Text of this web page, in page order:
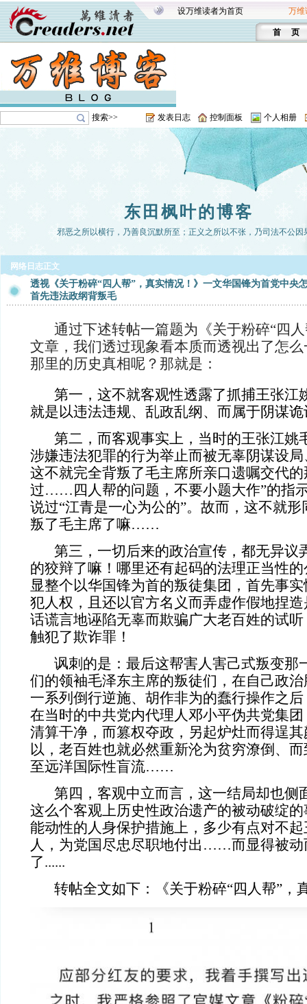
设万维读者为首页 万维
首 页
搜索>> 发表日志 控制面板 个人相册
东田枫叶的博客
邪恶之所以横行，乃善良沉默所至；正义之所以不张，乃司法不公因
网络日志正文
透视《关于粉碎“四人帮”，真实情况！》一文华国锋为首党中央
首先违法政纲背叛毛
通过下述转帖一篇题为《关于粉碎“四人
文章，我们透过现象看本质而透视出了怎
那里的历史真相呢？那就是：
第一，这不就客观性透露了抓捕王张江
就是以违法违规、乱政乱纲、而属于阴谋
第二，而客观事实上，当时的王张江姚
涉嫌违法犯罪的行为举止而被无辜阴谋设
这不就完全背叛了毛主席所亲口遗嘱交代
过……四人帮的问题，不要小题大作”的指
说过“江青是一心为公的”。故而，这不就
叛了毛主席了嘛……
第三，一切后来的政治宣传，都无异议
的狡辩了嘛！哪里还有起码的法理正当性
显整个以华国锋为首的叛徒集团，首先事
犯人权，且还以官方名义而弄虚作假地捏
话谎言地诬陷无辜而欺骗广大老百姓的试
触犯了欺诈罪！
讽刺的是：最后这帮害人害己式叛变那
们的领袖毛泽东主席的叛徒们，在自己政
一系列倒行逆施、胡作非为的蠢行操作之
在当时的中共党内代理人邓小平伪共党集
清算干净，而篡权夺政，另起炉灶而得逞
以，老百姓也就必然重新沦为贫穷潦倒、
至远洋国际性盲流……
第四，客观中立而言，这一结局却也侧
这么个客观上历史性政治遗产的被动破绽
能动性的人身保护措施上，多少有点对不
人，为党国尽忠尽职地付出……而显得被动
了......
转帖全文如下：《关于粉碎“四人帮”，